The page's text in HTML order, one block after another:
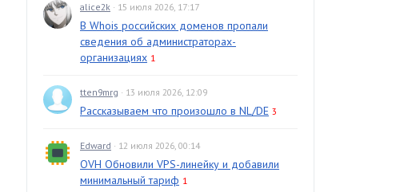
alice2k · 15 июля 2026, 17:17
В Whois российских доменов пропали
сведения об администраторах-
организациях 1
tten9mrg · 13 июля 2026, 12:09
Рассказываем что произошло в NL/DE 3
Edward · 12 июля 2026, 00:14
OVH Обновили VPS-линейку и добавили
минимальный тариф 1